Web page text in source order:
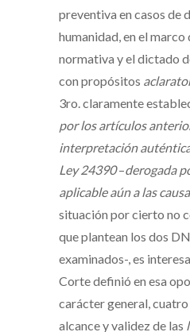
preventiva en casos de
humanidad, en el marco
normativa y el dictado
con propósitos
3ro. claramente
por los artículos
interpretación
Ley 24390–derogada
aplicable aún a las
situación por cierto no
que plantean los dos
examinados-, es
Corte definió en esa
carácter general,
alcance y validez de las